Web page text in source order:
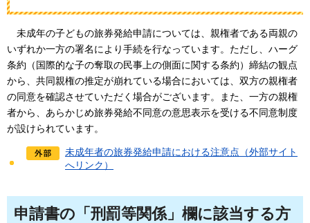
未成年の子どもの旅券発給申請については、親権者である両親の
いずれか一方の署名により手続を行なっています。ただし、ハーグ
条約（国際的な子の奪取の民事上の側面に関する条約）締結の観点
から、共同親権の推定が崩れている場合においては、双方の親権者
の同意を確認させていただく場合がございます。また、一方の親権
者から、あらかじめ旅券発給不同意の意思表示を受ける不同意制度
が設けられています。
未成年者の旅券発給申請における注意点（外部サイト
へリンク）
申請書の「刑罰等関係」欄に該当する方